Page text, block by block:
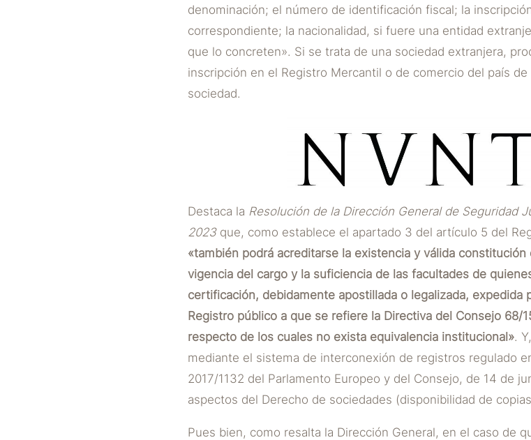
denominación; el número de identificación fiscal; la
correspondiente; la nacionalidad, si fuere una entidad
que lo concreten». Si se trata de una sociedad extranjera,
inscripción en el Registro Mercantil o de comercio del país
sociedad.
Destaca la Resolución de la Dirección General de Seguridad
2023 que, como establece el apartado 3 del artículo 5 del
«también podrá acreditarse la existencia y válida
vigencia del cargo y la suficiencia de las facultades de
certificación, debidamente apostillada o legalizada,
Registro público a que se refiere la Directiva del Consejo 68/
respecto de los cuales no exista equivalencia institucional».
mediante el sistema de interconexión de registros regulado
2017/1132 del Parlamento Europeo y del Consejo, de 14 de
aspectos del Derecho de sociedades (disponibilidad de
Pues bien, como resalta la Dirección General, en el caso de